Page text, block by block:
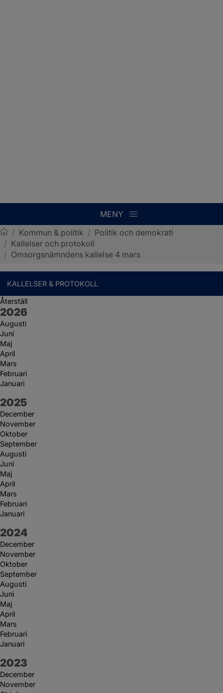
MENY
Sotenäs kommun
/ Kommun & politik / Politik och demokrati
/ Kallelser och protokoll
/ Omsorgsnämndens kallelse 4 mars
KALLELSER & PROTOKOLL
Återställ
År:
2026
Augusti
Juni
Maj
April
Mars
Februari
Januari
År:
2025
December
November
Oktober
September
Augusti
Juni
Maj
April
Mars
Februari
Januari
År:
2024
December
November
Oktober
September
Augusti
Juni
Maj
April
Mars
Februari
Januari
År:
2023
December
November